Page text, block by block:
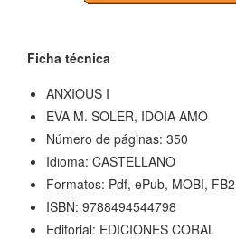
Ficha técnica
ANXIOUS I
EVA M. SOLER, IDOIA AMO
Número de páginas: 350
Idioma: CASTELLANO
Formatos: Pdf, ePub, MOBI, FB2
ISBN: 9788494544798
Editorial: EDICIONES CORAL